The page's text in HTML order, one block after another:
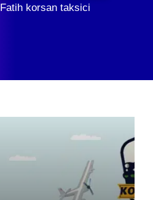
Fatih korsan taksici